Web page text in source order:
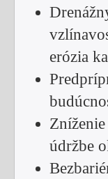
erózia
údržbe